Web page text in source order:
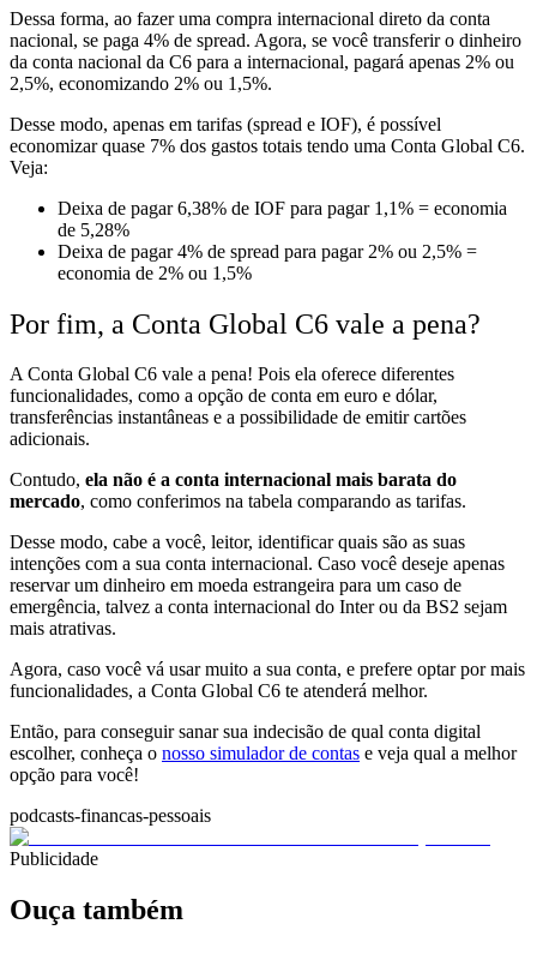
Dessa forma, ao fazer uma compra internacional direto da conta
nacional, se paga 4% de spread. Agora, se você transferir o dinheiro
da conta nacional da C6 para a internacional, pagará apenas 2% ou
2,5%, economizando 2% ou 1,5%.
Desse modo, apenas em tarifas (spread e IOF), é possível
economizar quase 7% dos gastos totais tendo uma Conta Global C6.
Veja:
Deixa de pagar 6,38% de IOF para pagar 1,1% = economia
de 5,28%
Deixa de pagar 4% de spread para pagar 2% ou 2,5% =
economia de 2% ou 1,5%
Por fim, a Conta Global C6 vale a pena?
A Conta Global C6 vale a pena! Pois ela oferece diferentes
funcionalidades, como a opção de conta em euro e dólar,
transferências instantâneas e a possibilidade de emitir cartões
adicionais.
Contudo, ela não é a conta internacional mais barata do
mercado, como conferimos na tabela comparando as tarifas.
Desse modo, cabe a você, leitor, identificar quais são as suas
intenções com a sua conta internacional. Caso você deseje apenas
reservar um dinheiro em moeda estrangeira para um caso de
emergência, talvez a conta internacional do Inter ou da BS2 sejam
mais atrativas.
Agora, caso você vá usar muito a sua conta, e prefere optar por mais
funcionalidades, a Conta Global C6 te atenderá melhor.
Então, para conseguir sanar sua indecisão de qual conta digital
escolher, conheça o nosso simulador de contas e veja qual a melhor
opção para você!
podcasts-financas-pessoais
Publicidade
Ouça também